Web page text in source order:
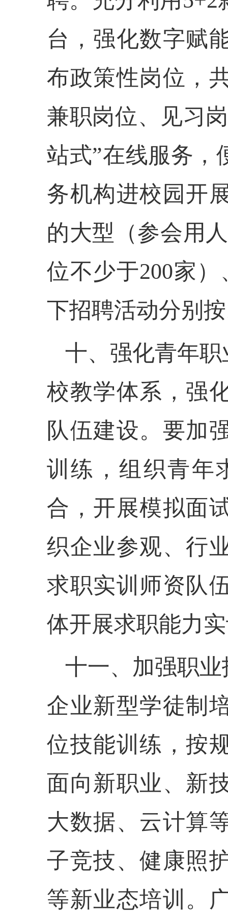
台，强化数字赋
布政策性岗位，
兼职岗位、见习
站式”在线服务，
务机构进校园开
的大型（参会用
位不少于200家
下招聘活动分别
十、强化青年
校教学体系，强
队伍建设。要加
训练，组织青年
合，开展模拟面
织企业参观、行
求职实训师资队
体开展求职能力
十一、加强职
企业新型学徒制
位技能训练，按
面向新职业、新
大数据、云计算
子竞技、健康照
等新业态培训。